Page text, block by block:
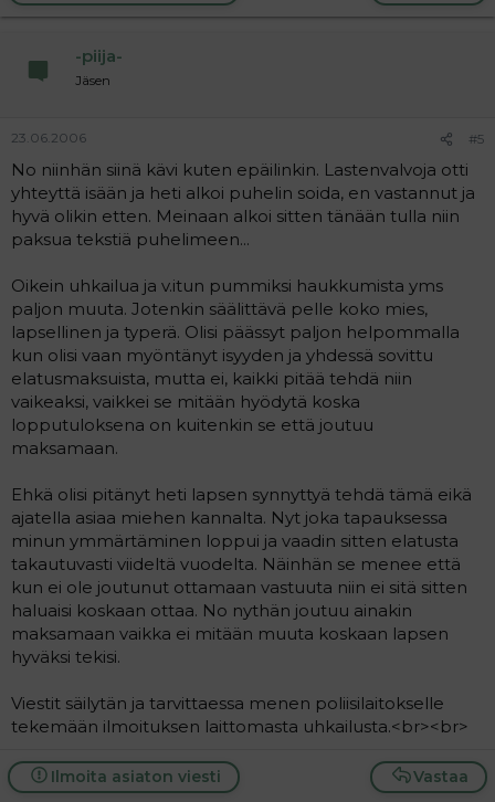
-piija-
Jäsen
23.06.2006 #5
No niinhän siinä kävi kuten epäilinkin. Lastenvalvoja otti
yhteyttä isään ja heti alkoi puhelin soida, en vastannut ja
hyvä olikin etten. Meinaan alkoi sitten tänään tulla niin
paksua tekstiä puhelimeen...
Oikein uhkailua ja v.itun pummiksi haukkumista yms
paljon muuta. Jotenkin säälittävä pelle koko mies,
lapsellinen ja typerä. Olisi päässyt paljon helpommalla
kun olisi vaan myöntänyt isyyden ja yhdessä sovittu
elatusmaksuista, mutta ei, kaikki pitää tehdä niin
vaikeaksi, vaikkei se mitään hyödytä koska
lopputuloksena on kuitenkin se että joutuu
maksamaan.
Ehkä olisi pitänyt heti lapsen synnyttyä tehdä tämä eikä
ajatella asiaa miehen kannalta. Nyt joka tapauksessa
minun ymmärtäminen loppui ja vaadin sitten elatusta
takautuvasti viideltä vuodelta. Näinhän se menee että
kun ei ole joutunut ottamaan vastuuta niin ei sitä sitten
haluaisi koskaan ottaa. No nythän joutuu ainakin
maksamaan vaikka ei mitään muuta koskaan lapsen
hyväksi tekisi.
Viestit säilytän ja tarvittaessa menen poliisilaitokselle
tekemään ilmoituksen laittomasta uhkailusta.<br><br>
Vastaa
Ilmoita asiaton viesti